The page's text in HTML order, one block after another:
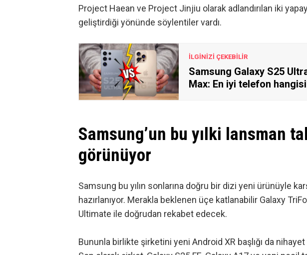
Project Haean ve Project Jinjiu olarak adlandırılan iki
geliştirdiği yönünde söylentiler vardı.
İLGİNİZİ ÇEKEBİLİR
Samsung Galaxy S25
Max: En iyi telefon
Samsung’un bu yılki lansman
görünüyor
Samsung bu yılın sonlarına doğru bir dizi yeni ürünüyle
hazırlanıyor. Merakla beklenen üçe katlanabilir Galaxy
Ultimate ile doğrudan rekabet edecek.
Bununla birlikte şirketini yeni Android XR başlığı da